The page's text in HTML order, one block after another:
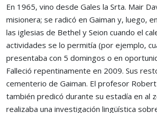
En 1965, vino desde Gales la Srta. Mair
misionera; se radicó en Gaiman y, luego,
las iglesias de Bethel y Seion cuando el
actividades se lo permitía (por ejemplo,
presentaba con 5 domingos o en
Falleció repentinamente en 2009. Sus
cementerio de Gaiman. El profesor
también predicó durante su estadía en al
realizaba una investigación lingüística